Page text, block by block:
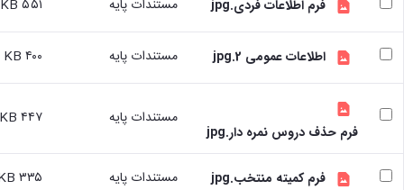
تسهیلات
آموزشی
درخواست
دانشجویان
شاهد
فرم اطلاعات فردی.jpg مستندات پایه ۵۵۱ KB
اطلاعات عمومی 2.jpg مستندات پایه ۴۰۰ KB
فرم حذف دروس نمره دار.jpg
مستندات پایه ۴۴۷ KB
فرم کمیته منتخب.jpg مستندات پایه ۳۳۵ KB